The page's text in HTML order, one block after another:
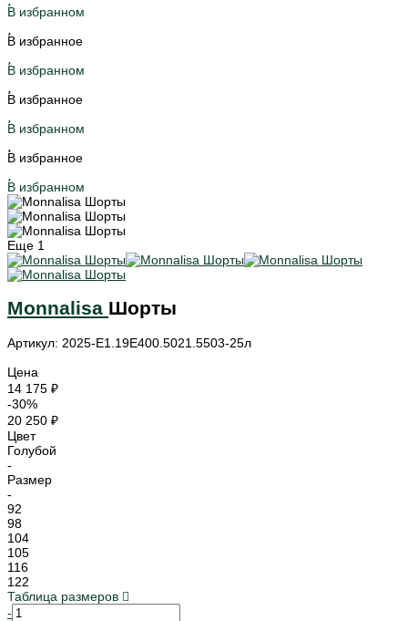
В избранном
В избранное
В избранном
В избранное
В избранном
В избранное
В избранном
Еще 1
Monnalisa Шорты
Артикул: 2025-E1.19E400.5021.5503-25л
Цена
14 175 ₽
-30%
20 250 ₽
Цвет
Голубой
-
Размер
-
92
98
104
105
116
122
Таблица размеров
-